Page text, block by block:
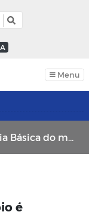
Menu
do município é reabastecida
é